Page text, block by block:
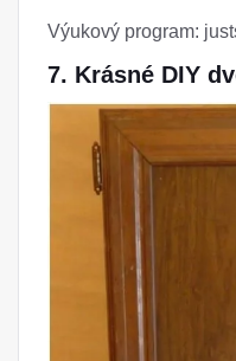
Výukový program:
7. Krásné DIY